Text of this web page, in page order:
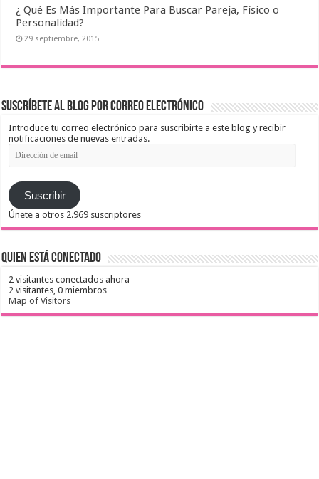
¿ Qué Es Más Importante Para Buscar Pareja, Físico o
Personalidad?
29 septiembre, 2015
Suscríbete al blog por correo electrónico
Introduce tu correo electrónico para suscribirte a este blog y recibir
notificaciones de nuevas entradas.
Dirección
de
Suscribir
Únete a otros 2.969 suscriptores
Quien está conectado
2 visitantes conectados ahora
2 visitantes, 0 miembros
Map of Visitors